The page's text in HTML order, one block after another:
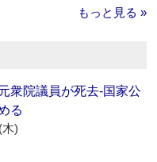
もっと見る »
衆院議員が死去‐国家公
る
)